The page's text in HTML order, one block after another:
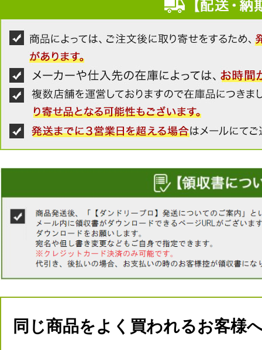
同じ商品をよく買われるお客様